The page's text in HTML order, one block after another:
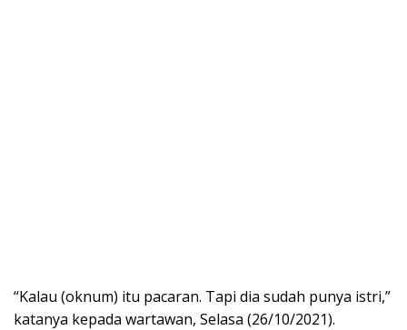
“Kalau (oknum) itu pacaran. Tapi dia sudah punya istri,”
katanya kepada wartawan, Selasa (26/10/2021).